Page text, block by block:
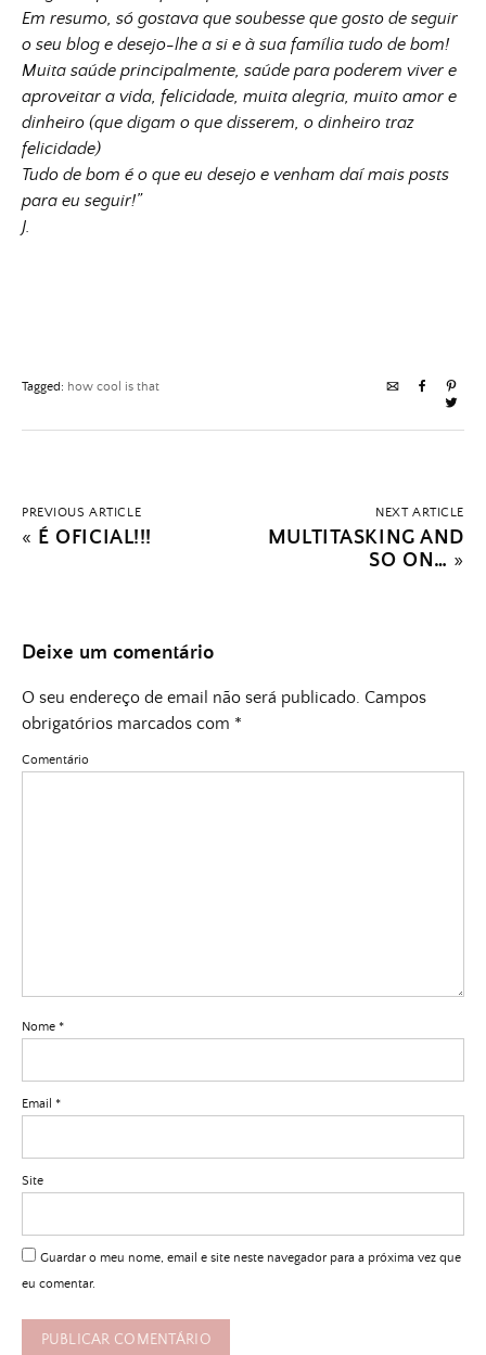
Em resumo, só gostava que soubesse que gosto de seguir
o seu blog e desejo-lhe a si e à sua família tudo de bom!
Muita saúde principalmente, saúde para poderem viver e
aproveitar a vida, felicidade, muita alegria, muito amor e
dinheiro (que digam o que disserem, o dinheiro traz
felicidade)
Tudo de bom é o que eu desejo e venham daí mais posts
para eu seguir!”
J.
Tagged: how cool is that
PREVIOUS ARTICLE
« É OFICIAL!!!
NEXT ARTICLE
MULTITASKING AND
SO ON… »
Deixe um comentário
O seu endereço de email não será publicado. Campos
obrigatórios marcados com *
Comentário
Nome *
Email *
Site
Guardar o meu nome, email e site neste navegador para a próxima vez que
eu comentar.